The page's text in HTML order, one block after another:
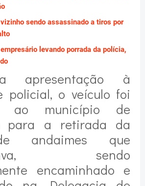
sendo assassinado a tiros por
levando porrada da polícia,
apresentação à
policial, o veículo foi
ao município de
para a retirada da
andaimes que
sendo
encaminhado e